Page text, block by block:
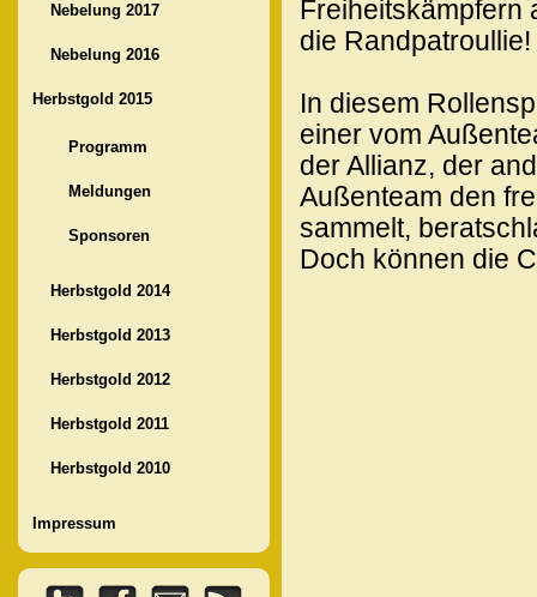
Nebelung 2017
Nebelung 2016
Herbstgold 2015
Programm
Meldungen
Sponsoren
Herbstgold 2014
Herbstgold 2013
Herbstgold 2012
Herbstgold 2011
Herbstgold 2010
Impressum
Freiheitskämpfern
die Randpatroullie!
In diesem
einer vom
der Allianz, der
Außenteam den
sammelt,
Doch können die